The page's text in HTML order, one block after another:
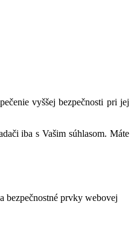
vyššej bezpečnosti pri jej
iba s Vašim súhlasom. Máte
bezpečnostné prvky webovej